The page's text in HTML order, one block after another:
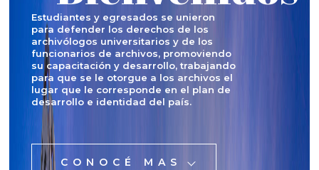
Estudiantes y egresados se unieron
para defender los derechos de los
archivólogos universitarios y de los
funcionarios de archivos, promoviendo
su capacitación y desarrollo, trabajando
para que se le otorgue a los archivos el
lugar que le corresponde en el plan de
desarrollo e identidad del país.
CONOCÉ MAS